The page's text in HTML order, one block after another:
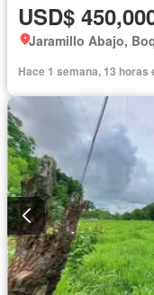
USD$
Jaramillo Abajo,
Hace 1 semana, 13 horas